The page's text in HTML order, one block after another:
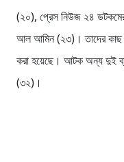
(২০), প্রেস নিউজ ২৪
আল আমিন (২৩)। তাদের কাছ
করা হয়েছে। আটক অন্য দুই
(৩২)।